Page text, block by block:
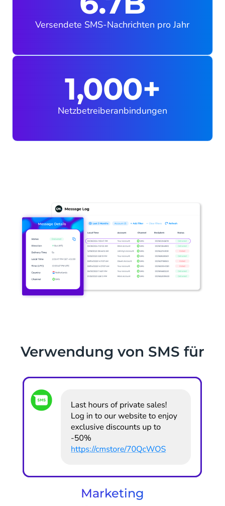
Versendete SMS-Nachrichten pro Jahr
1,000+
Netzbetreiberanbindungen
Verwendung von SMS für
Marketing